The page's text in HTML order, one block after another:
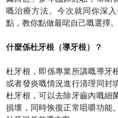
嘅治療方法。今次就同你深
點，教你點做最啱自己嘅選擇。
什麼係杜牙根（導牙根）？
杜牙根，即係專業所講嘅導牙
或者發炎嘅情況進行清理同封
杜牙根，可以去除牙齒內嘅細
損壞，同時恢復正常咀嚼功能